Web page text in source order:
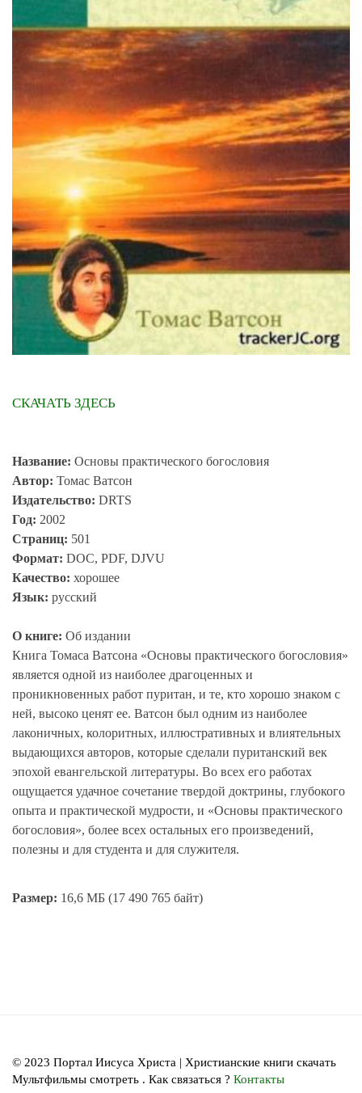
СКАЧАТЬ ЗДЕСЬ
Название: Основы практического богословия
Автор: Томас Ватсон
Издательство: DRTS
Год: 2002
Страниц: 501
Формат: DOC, PDF, DJVU
Качество: хорошее
Язык: русский
О книге: Об издании
Книга Томаса Ватсона «Основы практического богословия»
является одной из наиболее драгоценных и
проникновенных работ пуритан, и те, кто хорошо знаком с
ней, высоко ценят ее. Ватсон был одним из наиболее
лаконичных, колоритных, иллюстративных и влиятельных
выдающихся авторов, которые сделали пуританский век
эпохой евангельской литературы. Во всех его работах
ощущается удачное сочетание твердой доктрины, глубокого
опыта и практической мудрости, и «Основы практического
богословия», более всех остальных его произведений,
полезны и для студента и для служителя.
Размер: 16,6 МБ (17 490 765 байт)
© 2023 Портал Иисуса Христа | Христианские книги скачать
Мультфильмы смотреть . Как связаться ? Контакты